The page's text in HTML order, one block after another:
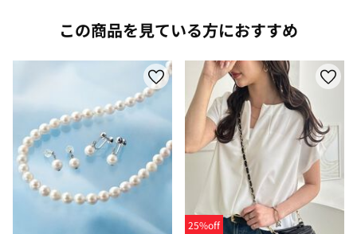
この商品を見ている方におすすめ
25%off